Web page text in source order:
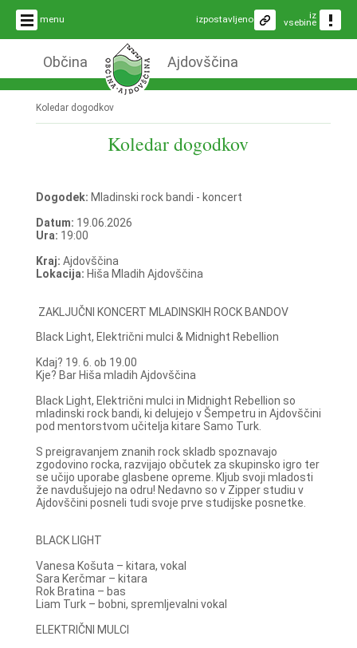
menu iz
vsebine
izpostavljeno
Občina Ajdovščina
Koledar dogodkov
Koledar dogodkov
Dogodek: Mladinski rock bandi - koncert
Datum: 19.06.2026
Ura: 19:00
Kraj: Ajdovščina
Lokacija: Hiša Mladih Ajdovščina
ZAKLJUČNI KONCERT MLADINSKIH ROCK BANDOV
Black Light, Električni mulci & Midnight Rebellion
Kdaj? 19. 6. ob 19.00
Kje? Bar Hiša mladih Ajdovščina
Black Light, Električni mulci in Midnight Rebellion so
mladinski rock bandi, ki delujejo v Šempetru in Ajdovščini
pod mentorstvom učitelja kitare Samo Turk.
S preigravanjem znanih rock skladb spoznavajo
zgodovino rocka, razvijajo občutek za skupinsko igro ter
se učijo uporabe glasbene opreme. Kljub svoji mladosti
že navdušujejo na odru! Nedavno so v Zipper studiu v
Ajdovščini posneli tudi svoje prve studijske posnetke.
BLACK LIGHT
Vanesa Košuta – kitara, vokal
Sara Kerčmar – kitara
Rok Bratina – bas
Liam Turk – bobni, spremljevalni vokal
ELEKTRIČNI MULCI